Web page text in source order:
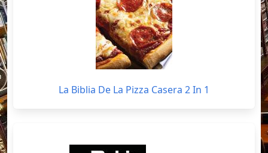
La Biblia De La Pizza Casera 2 In 1